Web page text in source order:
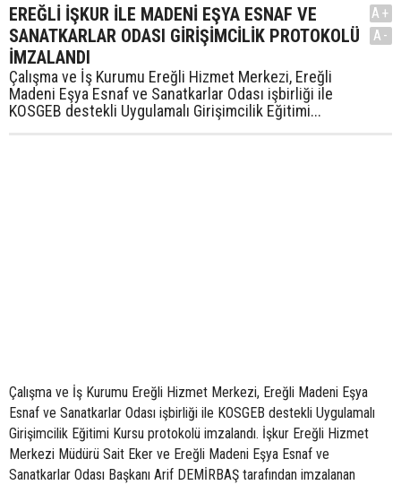
EREĞLİ İŞKUR İLE MADENİ EŞYA ESNAF VE
SANATKARLAR ODASI GİRİŞİMCİLİK PROTOKOLÜ
İMZALANDI
Çalışma ve İş Kurumu Ereğli Hizmet Merkezi, Ereğli
Madeni Eşya Esnaf ve Sanatkarlar Odası işbirliği ile
KOSGEB destekli Uygulamalı Girişimcilik Eğitimi...
A+
A-
Çalışma ve İş Kurumu Ereğli Hizmet Merkezi, Ereğli Madeni Eşya
Esnaf ve Sanatkarlar Odası işbirliği ile KOSGEB destekli Uygulamalı
Girişimcilik Eğitimi Kursu protokolü imzalandı. İşkur Ereğli Hizmet
Merkezi Müdürü Sait Eker ve Ereğli Madeni Eşya Esnaf ve
Sanatkarlar Odası Başkanı Arif DEMİRBAŞ tarafından imzalanan